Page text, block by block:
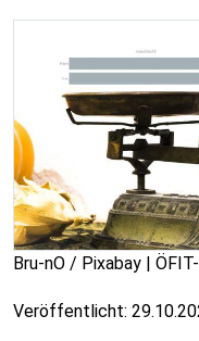
Bru-nO / Pixabay |
Veröffentlicht: